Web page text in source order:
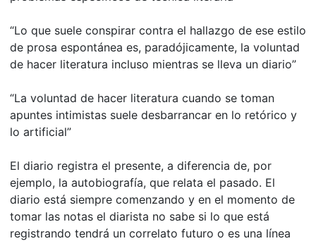
“Lo que suele conspirar contra el hallazgo de ese estilo
de prosa espontánea es, paradójicamente, la voluntad
de hacer literatura incluso mientras se lleva un diario”
“La voluntad de hacer literatura cuando se toman
apuntes intimistas suele desbarrancar en lo retórico y
lo artificial”
El diario registra el presente, a diferencia de, por
ejemplo, la autobiografía, que relata el pasado. El
diario está siempre comenzando y en el momento de
tomar las notas el diarista no sabe si lo que está
registrando tendrá un correlato futuro o es una línea